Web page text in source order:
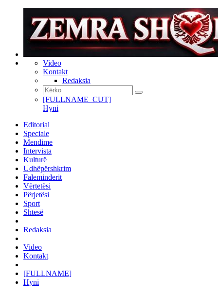
Video
Kontakt
Redaksia
[FULLNAME_CUT]
Hyni
Editorial
Speciale
Mendime
Intervista
Kulturë
Udhëpërshkrim
Faleminderit
Vërtetësi
Përjetësi
Sport
Shtesë
Redaksia
Video
Kontakt
[FULLNAME]
Hyni